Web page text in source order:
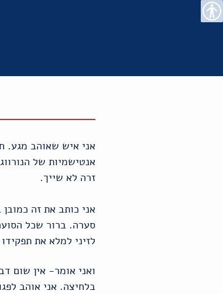
נגישות
מפת
הצהרת
עבור
צרו
אני איש שאוהב מגע.
אנטישמיות של
זרה לא שייך.
אני כותב את זה
סערה. ברור שכל
לזיני למלא את
ואני אומר- אין שום
בלחיצה. אני אוהב